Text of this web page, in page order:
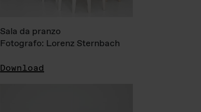
Sala da pranzo
Fotografo: Lorenz Sternbach
Download